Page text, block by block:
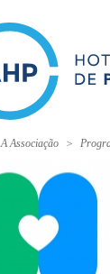
A Associação